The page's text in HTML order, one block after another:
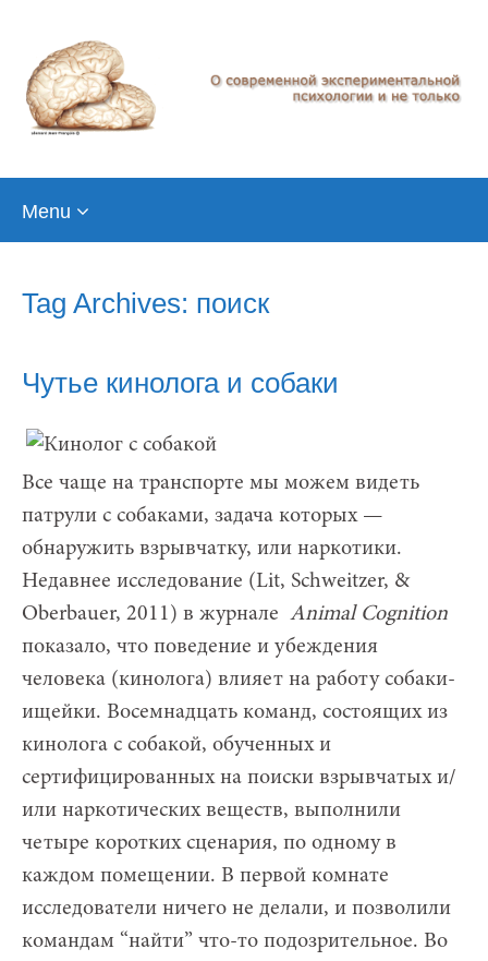
Menu
Tag Archives: поиск
Чутье кинолога и собаки
Все чаще на транспорте мы можем видеть
патрули с собаками, задача которых —
обнаружить взрывчатку, или наркотики.
Недавнее исследование (Lit, Schweitzer, &
Oberbauer, 2011) в журнале Animal Cognition
показало, что поведение и убеждения
человека (кинолога) влияет на работу собаки-
ищейки. Восемнадцать команд, состоящих из
кинолога с собакой, обученных и
сертифицированных на поиски взрывчатых и/
или наркотических веществ, выполнили
четыре коротких сценария, по одному в
каждом помещении. В первой комнате
исследователи ничего не делали, и позволили
командам “найти” что-то подозрительное. Во